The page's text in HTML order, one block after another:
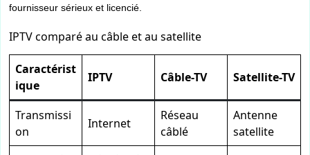
fournisseur sérieux et licencié.
IPTV comparé au câble et au satellite
Caractérist
ique
IPTV Câble-TV Satellite-TV
Transmissi
on
Internet
Réseau
câblé
Antenne
satellite